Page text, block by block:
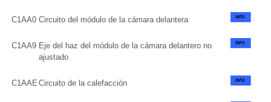
C1AA0 Circuito del módulo de la cámara delantera
C1AA9 Eje del haz del módulo de la cámara delantero no
ajustado
C1AAE Circuito de la calefacción